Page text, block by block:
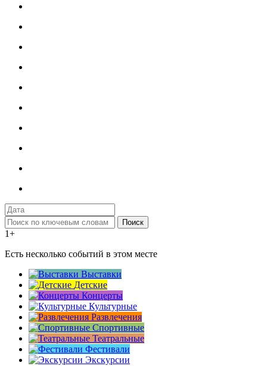
Поиск
1+
Есть несколько событий в этом месте
Выставки
Детские
Концерты
Культурные
Развлечения
Спортивные
Театральные
Фестивали
Экскурсии